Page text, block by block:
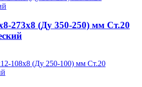
273x8 (Ду 350-250) мм Ст.20